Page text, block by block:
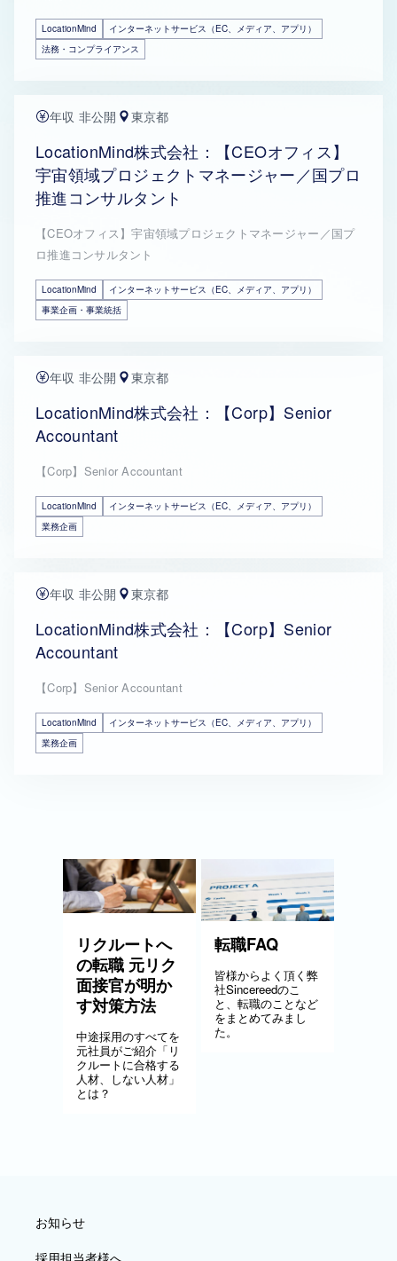
LocationMind
インターネットサービス（EC、メディア、アプリ）
法務・コンプライアンス
年収 非公開 東京都
LocationMind株式会社：【CEOオフィス】
宇宙領域プロジェクトマネージャー／国プロ
推進コンサルタント
【CEOオフィス】宇宙領域プロジェクトマネージャー／国プ
ロ推進コンサルタント
LocationMind
インターネットサービス（EC、メディア、アプリ）
事業企画・事業統括
年収 非公開 東京都
LocationMind株式会社：【Corp】Senior
Accountant
【Corp】Senior Accountant
LocationMind
インターネットサービス（EC、メディア、アプリ）
業務企画
年収 非公開 東京都
LocationMind株式会社：【Corp】Senior
Accountant
【Corp】Senior Accountant
LocationMind
インターネットサービス（EC、メディア、アプリ）
業務企画
リクルートへ
の転職 元リク
面接官が明か
す対策方法
中途採用のすべてを
元社員がご紹介「リ
クルートに合格する
人材、しない人材」
とは？
転職FAQ
皆様からよく頂く弊
社Sincereedのこ
と、転職のことなど
をまとめてみまし
た。
お知らせ
採用担当者様へ